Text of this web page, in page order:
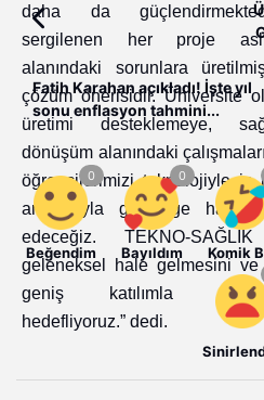
daha da
sergilenen her proje
alanındaki sorunlara
çözüm önerisidir. Üniversite
üretimi desteklemeye,
dönüşüm alanındaki
öğrencilerimizi teknolojiyle iç
anlayışıyla geleceğe
edeceğiz. TEKNO-
geleneksel hale gelmesini ve
geniş katılımla
hedefliyoruz.” dedi.
Gaziantep Büyükşehir
Fatih Karahan açıkladı! İşte yıl
sonu enflasyon tahmini...
Beğendim Bayıldım Komik